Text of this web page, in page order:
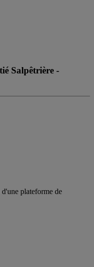
Salpêtrière -
plateforme de